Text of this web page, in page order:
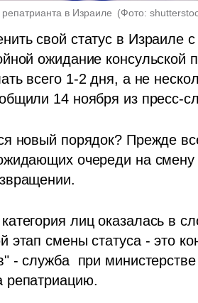
в Израиле (Фото:
свой статус в Израиле с
ожидание консульской
всего 1-2 дня, а не
14 ноября из пресс-
новый порядок? Прежде
очереди на смену
лиц оказалась в
этап смены статуса - это
- служба  при
репатриацию.